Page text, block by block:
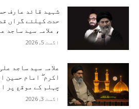
شہید قائد عارف
حدت کیلئے گراں
، علامہ سید ساجد
اگست 5, 2026
علامہ سید ساجد
اکرم ۖ امام حسین
چہلم کے موقع پر
اگست 3, 2026